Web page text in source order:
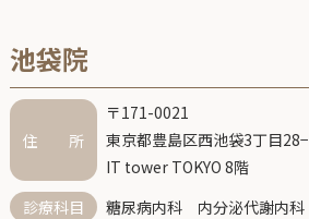
池袋院
住 所
〒171-0021
東京都豊島区西池袋3丁目
IT tower TOKYO 8階
診療科目
糖尿病内科 内分泌代謝内